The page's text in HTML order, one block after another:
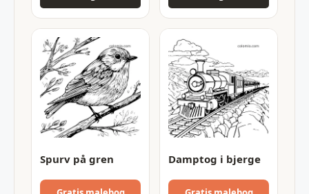
Spurv på gren Damptog i bjerge